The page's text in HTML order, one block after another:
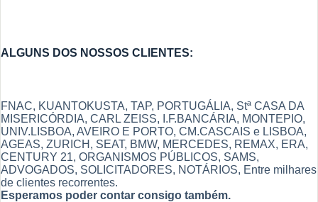
ALGUNS DOS NOSSOS CLIENTES:
FNAC, KUANTOKUSTA, TAP, PORTUGÁLIA, Stª CASA DA
MISERICÓRDIA, CARL ZEISS, I.F.BANCÁRIA, MONTEPIO,
UNIV.LISBOA, AVEIRO E PORTO, CM.CASCAIS e LISBOA,
AGEAS, ZURICH, SEAT, BMW, MERCEDES, REMAX, ERA,
CENTURY 21, ORGANISMOS PÚBLICOS, SAMS,
ADVOGADOS, SOLICITADORES, NOTÁRIOS, Entre milhares
de clientes recorrentes.
Esperamos poder contar consigo também.